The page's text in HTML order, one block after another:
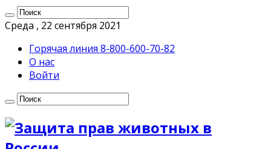
Среда , 22 сентября 2021
Горячая линия 8-800-600-70-82
О нас
Войти